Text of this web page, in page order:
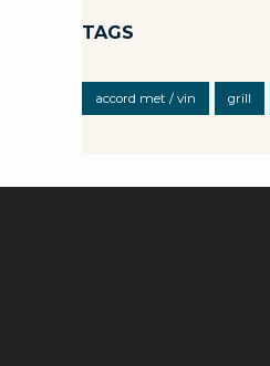
TAGS
accord met / vin grill